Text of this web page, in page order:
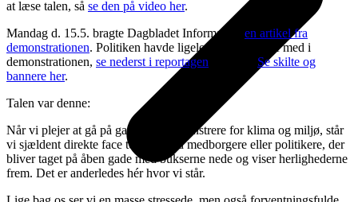
at læse talen, så se den på video her.
Mandag d. 15.5. bragte Dagbladet Information en artikel fra
demonstrationen. Politiken havde ligeledes en fotograf med i
demonstrationen, se nederst i reportagen
Se skilte og
bannere her.
Talen var denne:
Når vi plejer at gå på gaden og demonstrere for klima og miljø, står
vi sjældent direkte face to face med medborgere eller politikere, der
bliver taget på åben gade med bukserne nede og viser herlighederne
frem. Det er anderledes hér hvor vi står.